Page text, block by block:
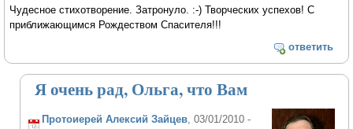
Чудесное стихотворение. Затронуло. :-) Творческих успехов! С
приближающимся Рождеством Спасителя!!!
ответить
Я очень рад, Ольга, что Вам
Протоиерей Алексий Зайцев , 03/01/2010 -